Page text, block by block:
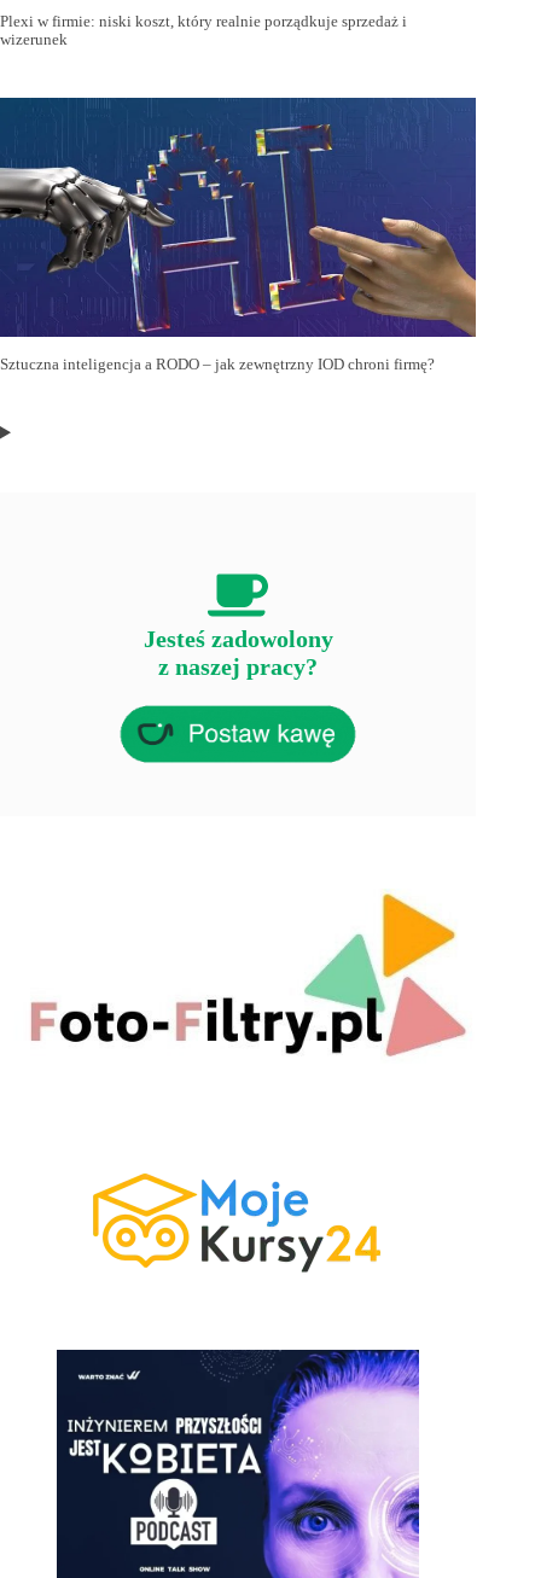
Plexi w firmie: niski koszt, który realnie porządkuje sprzedaż i
wizerunek
Sztuczna inteligencja a RODO – jak zewnętrzny IOD chroni firmę?
Jesteś zadowolony
z naszej pracy?